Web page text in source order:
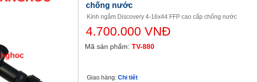
chống nước
Kính ngắm Discovery 4-16x44 FFP cao cấp chống nước
4.700.000 VNĐ
Mã sản phẩm: TV-880
Giao hàng: Chi tiết